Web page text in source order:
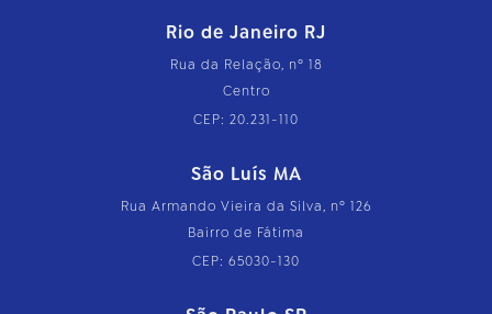
Rio de Janeiro RJ
Rua da Relação, nº 18
Centro
CEP: 20.231-110
São Luís MA
Rua Armando Vieira da Silva, nº 126
Bairro de Fátima
CEP: 65030-130